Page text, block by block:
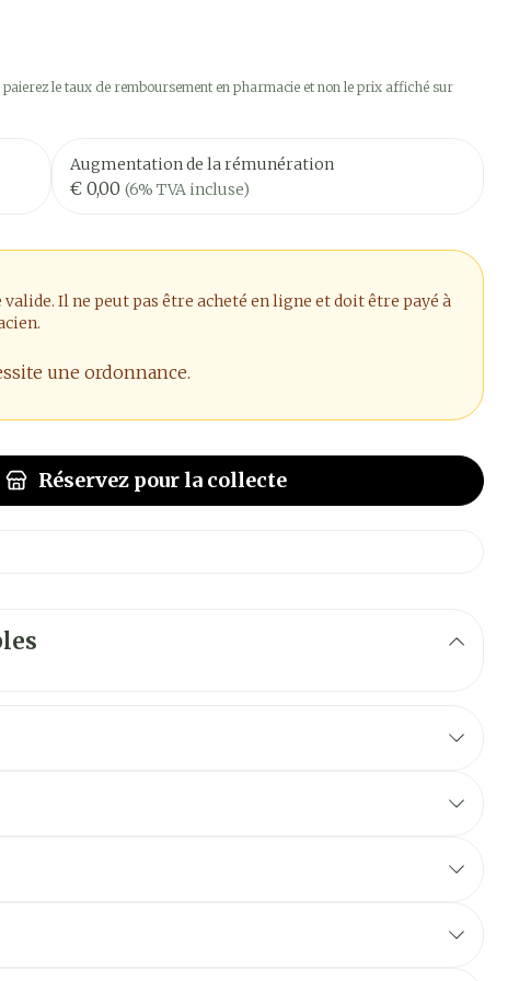
le taux de remboursement en pharmacie et non le prix affiché sur
Augmentation de la rémunération
€ 0,00 (6% TVA incluse)
Il ne peut pas être acheté en ligne et doit être payé à
une ordonnance.
Réservezpour la collecte
1%, 2% ou 4%.
l'édétate calcique sodique et l'eau pour